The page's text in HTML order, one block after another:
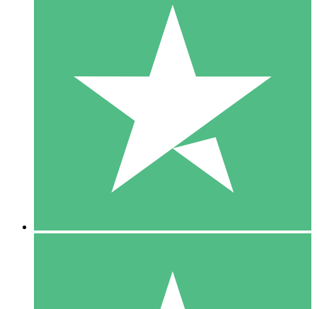
Individuele Creditpakketten
Betaal per gebruik met downloadtegoeden. Geen maandelijkse
1000
10 Downloaden
20 00